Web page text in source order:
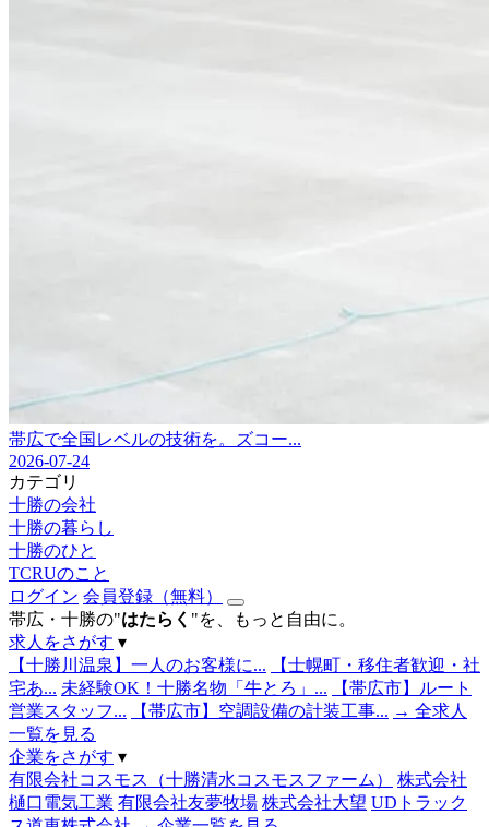
帯広で全国レベルの技術を。ズコー...
2026-07-24
カテゴリ
十勝の会社
十勝の暮らし
十勝のひと
TCRUのこと
ログイン 会員登録（無料）
帯広・十勝の"はたらく "を、もっと自由に。
求人をさがす ▾
【十勝川温泉】一人のお客様に...
【士幌町・移住者歓迎・社
宅あ... 未経験OK！十勝名物「牛とろ」...
【帯広市】ルート
営業スタッフ...
【帯広市】空調設備の計装工事... → 全求人
一覧を見る
企業をさがす ▾
有限会社コスモス（十勝清水コスモスファーム）
株式会社
樋口電気工業 有限会社友夢牧場 株式会社大望 UDトラック